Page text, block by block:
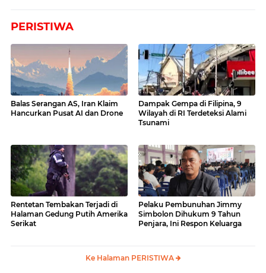
PERISTIWA
Balas Serangan AS, Iran Klaim
Hancurkan Pusat AI dan Drone
Dampak Gempa di Filipina, 9
Wilayah di RI Terdeteksi Alami
Tsunami
Rentetan Tembakan Terjadi di
Halaman Gedung Putih Amerika
Serikat
Pelaku Pembunuhan Jimmy
Simbolon Dihukum 9 Tahun
Penjara, Ini Respon Keluarga
Ke Halaman PERISTIWA